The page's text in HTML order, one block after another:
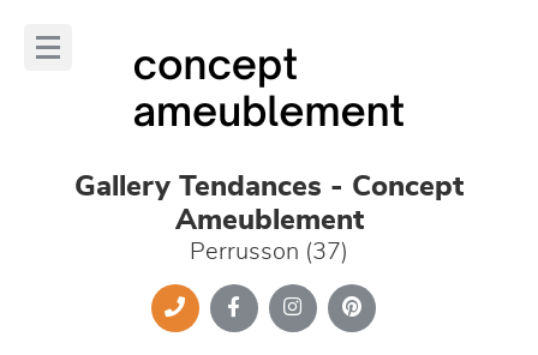
Gallery Tendances - Concept
Ameublement
Perrusson (37)